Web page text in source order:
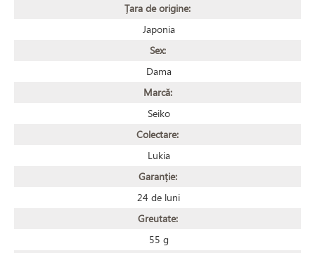
Țara de origine:
Japonia
Sex:
Dama
Marcă:
Seiko
Colectare:
Lukia
Garanție:
24 de luni
Greutate:
55 g